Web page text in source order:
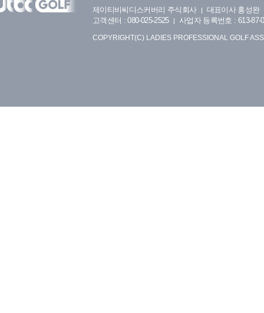
제이티비씨디스커버리 주식회사
대표이사 홍성완
고객센터 : 080-025-2525
사업자 등록번호 : 613-87-
COPYRIGHT(C) LADIES PROFESSIONAL GOLF